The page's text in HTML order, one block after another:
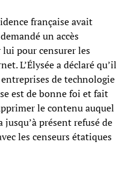
française avait
un accès
pour censurer les
L’Élysée a déclaré qu’il
de technologie
est de bonne foi et fait
le contenu auquel
jusqu’à présent refusé de
les censeurs étatiques